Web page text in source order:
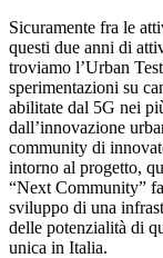
Sicuramente fra le
questi due anni di
troviamo l’Urban
sperimentazioni su
abilitate dal 5G nei
dall’innovazione
community di
intorno al progetto,
“Next Community”
sviluppo di una
delle potenzialità di
unica in Italia.